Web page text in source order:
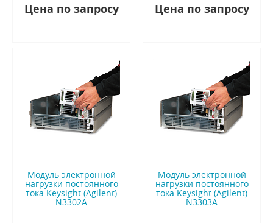
Цена по запросу Цена по запросу
Модуль электронной
нагрузки постоянного
тока Keysight (Agilent)
N3302A
Модуль электронной
нагрузки постоянного
тока Keysight (Agilent)
N3303A